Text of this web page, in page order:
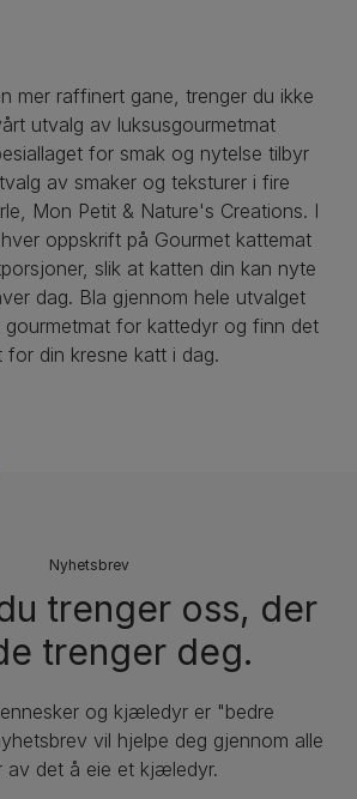
mer raffinert gane, trenger du ikke
utvalg av luksusgourmetmat
for smak og nytelse tilbyr
av smaker og teksturer i fire
Mon Petit & Nature's Creations. I
oppskrift på Gourmet kattemat
slik at katten din kan nyte
dag. Bla gjennom hele utvalget
gourmetmat for kattedyr og finn det
for din kresne katt i dag.
Nyhetsbrev
trenger oss, der
trenger deg.
og kjæledyr er "bedre
vil hjelpe deg gjennom alle
av det å eie et kjæledyr.